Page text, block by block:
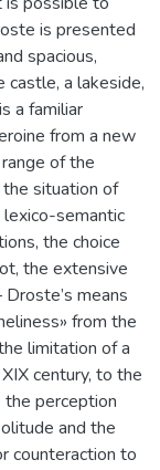
is presented
spacious,
a lakeside,
a familiar
from a new
of the
the situation of
lexico-semantic
the choice
the extensive
means
from the
limitation of a
century, to the
perception
and the
counteraction to